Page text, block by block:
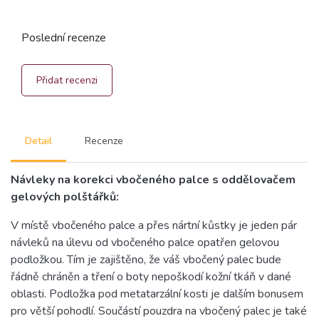
Detail Recenze
Návleky na korekci vbočeného palce s oddělovačem
gelových polštářků:
V místě vbočeného palce a přes nártní kůstky je jeden pár
návleků na úlevu od vbočeného palce opatřen gelovou
podložkou. Tím je zajištěno, že váš vbočený palec bude
řádně chráněn a tření o boty nepoškodí kožní tkáň v dané
oblasti. Podložka pod metatarzální kosti je dalším bonusem
pro větší pohodlí. Součástí pouzdra na vbočený palec je také
Poslední recenze
Přidat recenzi